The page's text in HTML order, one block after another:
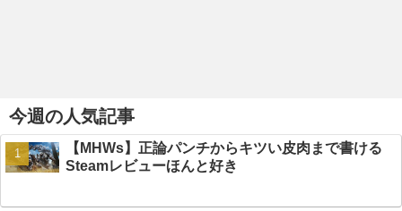
今週の人気記事
【MHWs】正論パンチからキツい皮肉まで書ける
Steamレビューほんと好き